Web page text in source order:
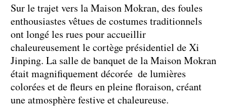
Sur le trajet vers la Maison Mokran, des foules
enthousiastes vêtues de costumes traditionnels
ont longé les rues pour accueillir
chaleureusement le cortège présidentiel de Xi
Jinping. La salle de banquet de la Maison Mokran
était magnifiquement décorée de lumières
colorées et de fleurs en pleine floraison, créant
une atmosphère festive et chaleureuse.